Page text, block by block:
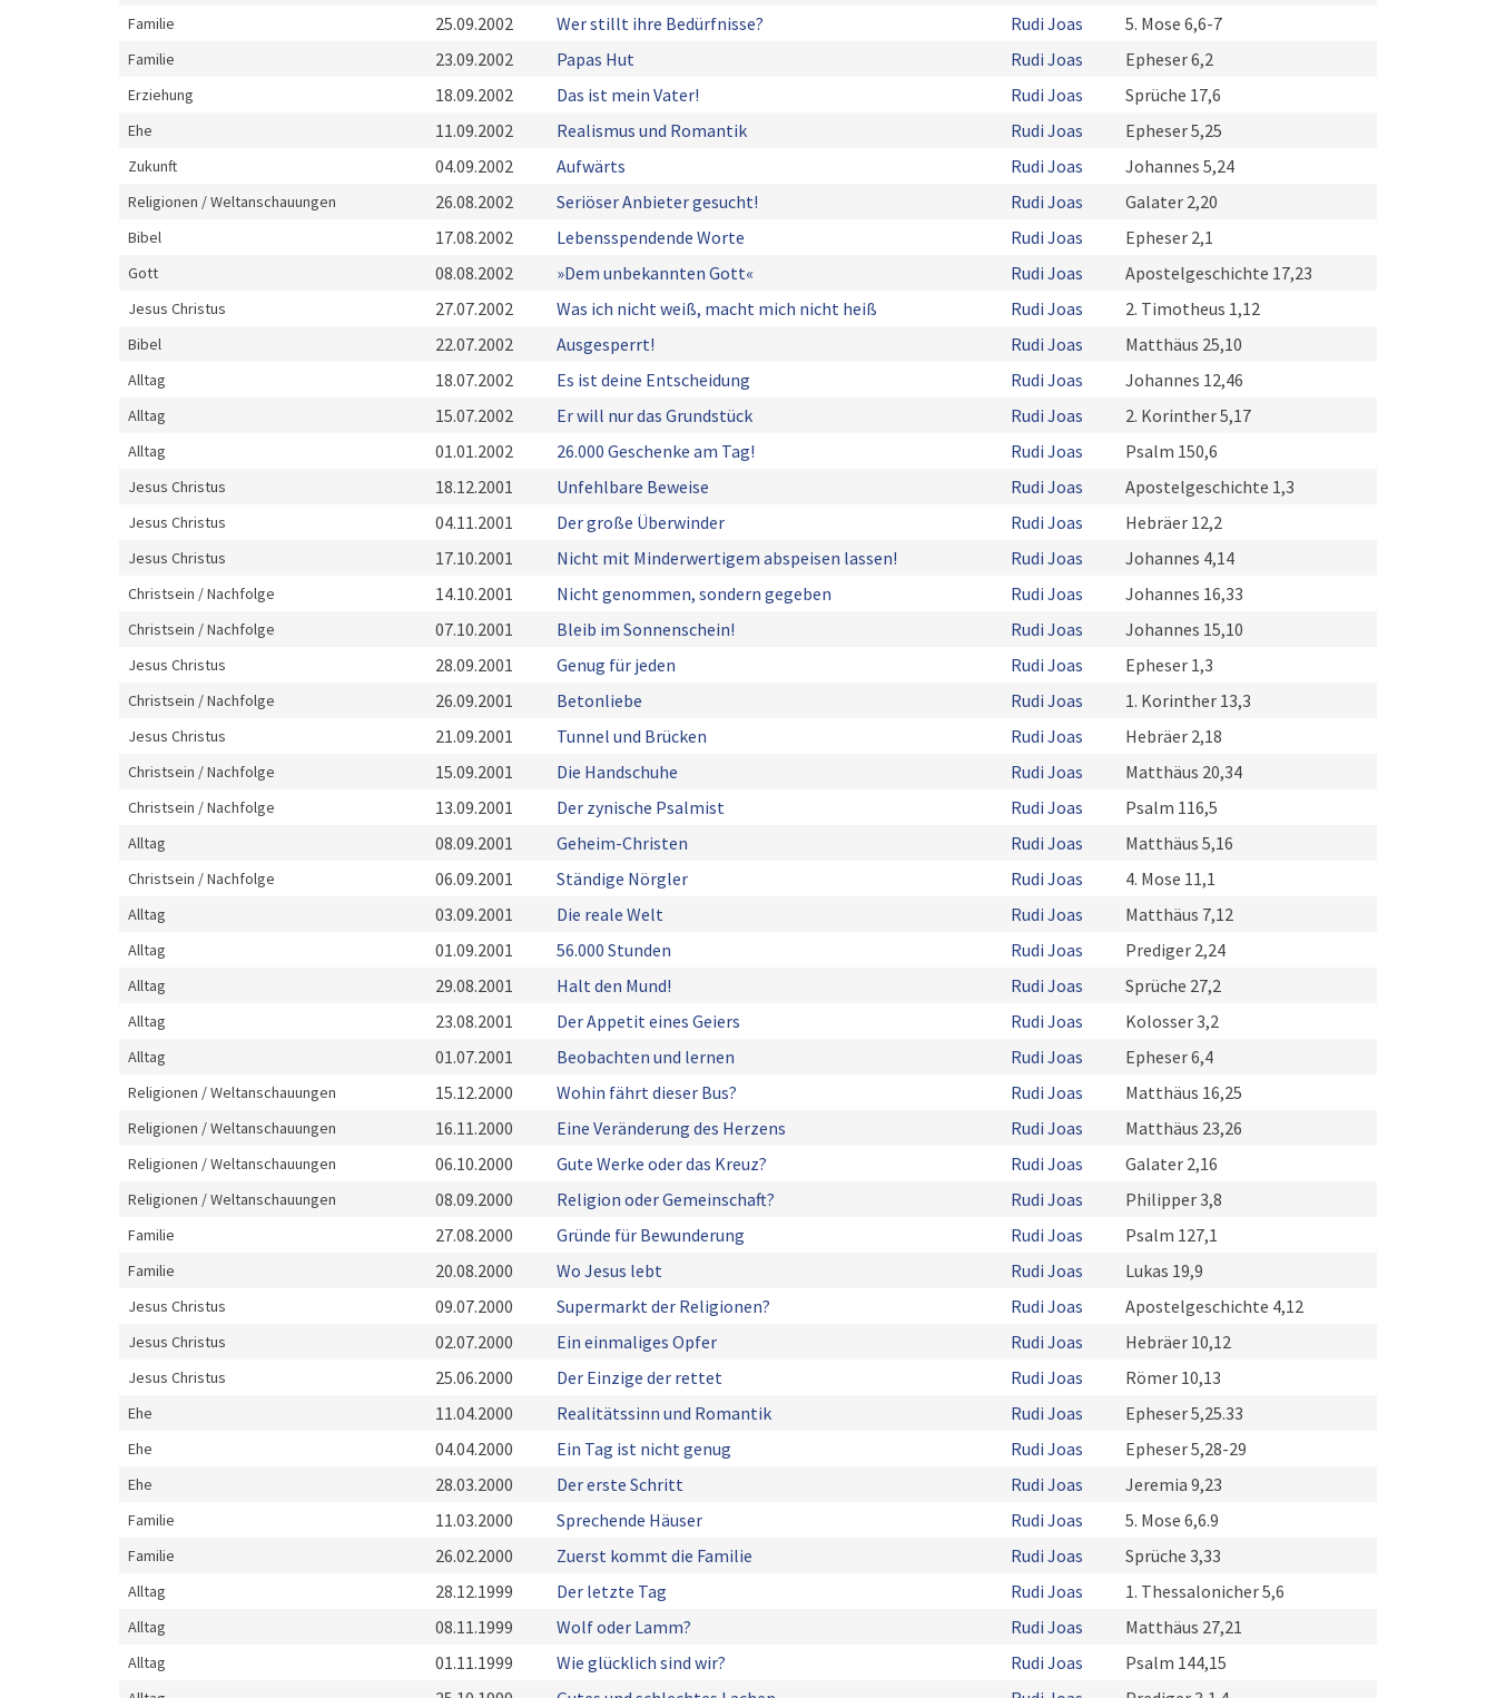
Familie 25.09.2002 Wer stillt ihre Bedürfnisse? Rudi Joas 5. Mose 6,6-7
Familie 23.09.2002 Papas Hut Rudi Joas Epheser 6,2
Erziehung 18.09.2002 Das ist mein Vater! Rudi Joas Sprüche 17,6
Ehe 11.09.2002 Realismus und Romantik Rudi Joas Epheser 5,25
Zukunft 04.09.2002 Aufwärts Rudi Joas Johannes 5,24
Religionen / Weltanschauungen 26.08.2002 Seriöser Anbieter gesucht! Rudi Joas Galater 2,20
Bibel 17.08.2002 Lebensspendende Worte Rudi Joas Epheser 2,1
Gott 08.08.2002 »Dem unbekannten Gott« Rudi Joas Apostelgeschichte 17,23
Jesus Christus 27.07.2002 Was ich nicht weiß, macht mich nicht heiß Rudi Joas 2. Timotheus 1,12
Bibel 22.07.2002 Ausgesperrt! Rudi Joas Matthäus 25,10
Alltag 18.07.2002 Es ist deine Entscheidung Rudi Joas Johannes 12,46
Alltag 15.07.2002 Er will nur das Grundstück Rudi Joas 2. Korinther 5,17
Alltag 01.01.2002 26.000 Geschenke am Tag! Rudi Joas Psalm 150,6
Jesus Christus 18.12.2001 Unfehlbare Beweise Rudi Joas Apostelgeschichte 1,3
Jesus Christus 04.11.2001 Der große Überwinder Rudi Joas Hebräer 12,2
Jesus Christus 17.10.2001 Nicht mit Minderwertigem abspeisen lassen! Rudi Joas Johannes 4,14
Christsein / Nachfolge 14.10.2001 Nicht genommen, sondern gegeben Rudi Joas Johannes 16,33
Christsein / Nachfolge 07.10.2001 Bleib im Sonnenschein! Rudi Joas Johannes 15,10
Jesus Christus 28.09.2001 Genug für jeden Rudi Joas Epheser 1,3
Christsein / Nachfolge 26.09.2001 Betonliebe Rudi Joas 1. Korinther 13,3
Jesus Christus 21.09.2001 Tunnel und Brücken Rudi Joas Hebräer 2,18
Christsein / Nachfolge 15.09.2001 Die Handschuhe Rudi Joas Matthäus 20,34
Christsein / Nachfolge 13.09.2001 Der zynische Psalmist Rudi Joas Psalm 116,5
Alltag 08.09.2001 Geheim-Christen Rudi Joas Matthäus 5,16
Christsein / Nachfolge 06.09.2001 Ständige Nörgler Rudi Joas 4. Mose 11,1
Alltag 03.09.2001 Die reale Welt Rudi Joas Matthäus 7,12
Alltag 01.09.2001 56.000 Stunden Rudi Joas Prediger 2,24
Alltag 29.08.2001 Halt den Mund! Rudi Joas Sprüche 27,2
Alltag 23.08.2001 Der Appetit eines Geiers Rudi Joas Kolosser 3,2
Alltag 01.07.2001 Beobachten und lernen Rudi Joas Epheser 6,4
Religionen / Weltanschauungen 15.12.2000 Wohin fährt dieser Bus? Rudi Joas Matthäus 16,25
Religionen / Weltanschauungen 16.11.2000 Eine Veränderung des Herzens Rudi Joas Matthäus 23,26
Religionen / Weltanschauungen 06.10.2000 Gute Werke oder das Kreuz? Rudi Joas Galater 2,16
Religionen / Weltanschauungen 08.09.2000 Religion oder Gemeinschaft? Rudi Joas Philipper 3,8
Familie 27.08.2000 Gründe für Bewunderung Rudi Joas Psalm 127,1
Familie 20.08.2000 Wo Jesus lebt Rudi Joas Lukas 19,9
Jesus Christus 09.07.2000 Supermarkt der Religionen? Rudi Joas Apostelgeschichte 4,12
Jesus Christus 02.07.2000 Ein einmaliges Opfer Rudi Joas Hebräer 10,12
Jesus Christus 25.06.2000 Der Einzige der rettet Rudi Joas Römer 10,13
Ehe 11.04.2000 Realitätssinn und Romantik Rudi Joas Epheser 5,25.33
Ehe 04.04.2000 Ein Tag ist nicht genug Rudi Joas Epheser 5,28-29
Ehe 28.03.2000 Der erste Schritt Rudi Joas Jeremia 9,23
Familie 11.03.2000 Sprechende Häuser Rudi Joas 5. Mose 6,6.9
Familie 26.02.2000 Zuerst kommt die Familie Rudi Joas Sprüche 3,33
Alltag 28.12.1999 Der letzte Tag Rudi Joas 1. Thessalonicher 5,6
Alltag 08.11.1999 Wolf oder Lamm? Rudi Joas Matthäus 27,21
Alltag 01.11.1999 Wie glücklich sind wir? Rudi Joas Psalm 144,15